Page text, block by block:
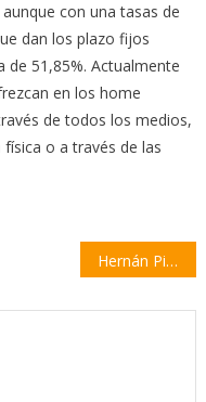
con una tasas de
dan los plazo fijos
de 51,85%. Actualmente
en los home
de todos los medios,
o a través de las
Hernán Piquín llega a la ciudad con «El show debe continuar»